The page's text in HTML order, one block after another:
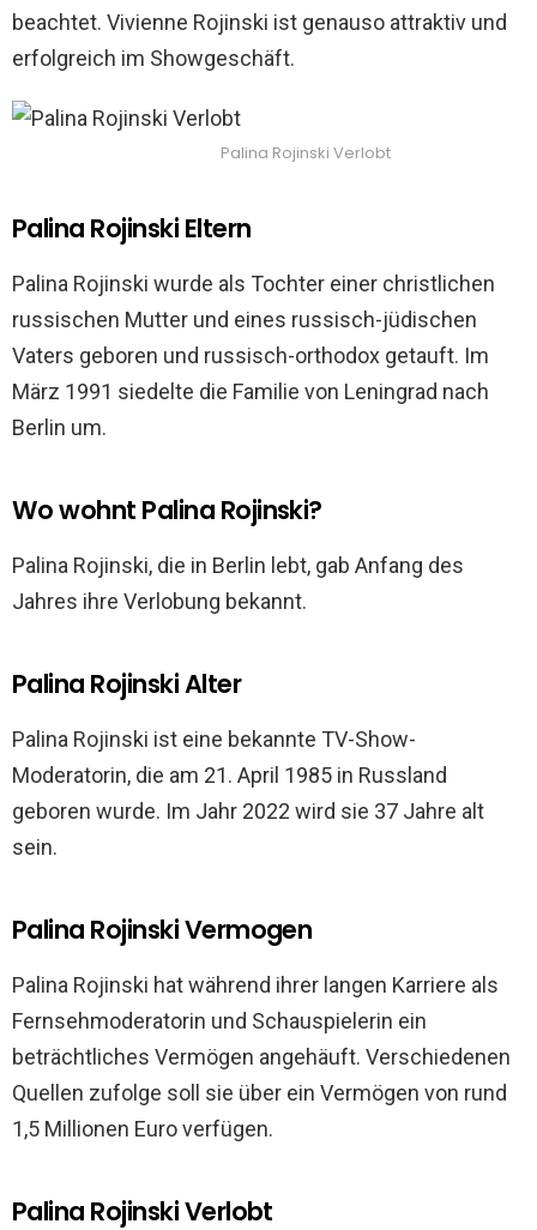
beachtet. Vivienne Rojinski ist genauso attraktiv und
erfolgreich im Showgeschäft.
Palina Rojinski Verlobt
Palina Rojinski Eltern
Palina Rojinski wurde als Tochter einer christlichen
russischen Mutter und eines russisch-jüdischen
Vaters geboren und russisch-orthodox getauft. Im
März 1991 siedelte die Familie von Leningrad nach
Berlin um.
Wo wohnt Palina Rojinski?
Palina Rojinski, die in Berlin lebt, gab Anfang des
Jahres ihre Verlobung bekannt.
Palina Rojinski Alter
Palina Rojinski ist eine bekannte TV-Show-
Moderatorin, die am 21. April 1985 in Russland
geboren wurde. Im Jahr 2022 wird sie 37 Jahre alt
sein.
Palina Rojinski Vermogen
Palina Rojinski hat während ihrer langen Karriere als
Fernsehmoderatorin und Schauspielerin ein
beträchtliches Vermögen angehäuft. Verschiedenen
Quellen zufolge soll sie über ein Vermögen von rund
1,5 Millionen Euro verfügen.
Palina Rojinski Verlobt